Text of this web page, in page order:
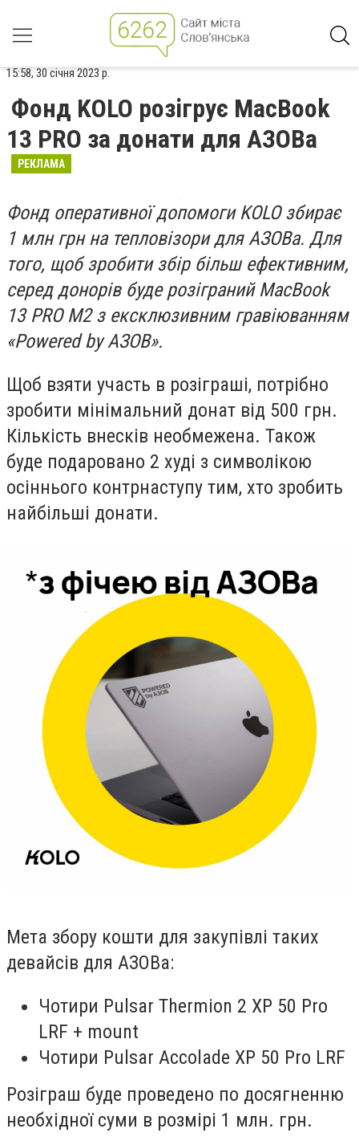
15:58, 30 січня 2023 р.
Фонд KOLO розігрує MacBook
13 PRO за донати для АЗОВа
РЕКЛАМА
Фонд оперативної допомоги KOLO збирає
1 млн грн на тепловізори дляАЗОВа. Для
того, щоб зробити збір більш ефективним,
серед донорів буде розіграний MacBook
13 PRO М2 з ексклюзивним гравіюванням
«Powered by AЗОВ».
Щоб взяти участь в розіграші, потрібно
зробити мінімальний донат від 500 грн.
Кількість внесків необмежена. Також
буде подаровано 2 худі з символікою
осіннього контрнаступу тим, хто зробить
найбільші донати.
Мета збору кошти для закупівлі таких
девайсів для АЗОВа:
Чотири Pulsar Thermion 2 XP 50 Pro
LRF + mount
Чотири Pulsar Accolade XP 50 Pro LRF
Розіграш буде проведено по досягненню
необхідної суми в розмірі 1 млн. грн.